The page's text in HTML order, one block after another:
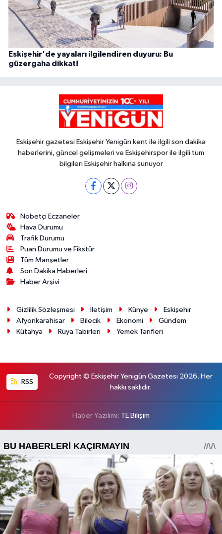
Eskişehir'de yayaları ilgilendiren duyuru: Bu
güzergaha dikkat!
Eskişehir gazetesi Eskişehir Yenigün kent ile ilgili son dakika
haberlerini, güncel gelişmeleri ve Eskişehirspor ile ilgili tüm
bilgileri Eskişehir halkına sunuyor
Nöbetçi Eczaneler
Hava Durumu
Trafik Durumu
Puan Durumu ve Fikstür
Tüm Manşetler
Son Dakika Haberleri
Haber Arşivi
Gizlilik Sözleşmesi İletişim Künye
Eskişehir
Afyonkarahisar
Bilecik Ekonomi
Gündem
Kütahya
Rüya Tabirleri Yemek Tarifleri
RSS
Copyright © Eskişehir Yenigün Gazetesi 2026. Her
hakkı saklıdır.
Haber Yazılımı: TE Bilişim